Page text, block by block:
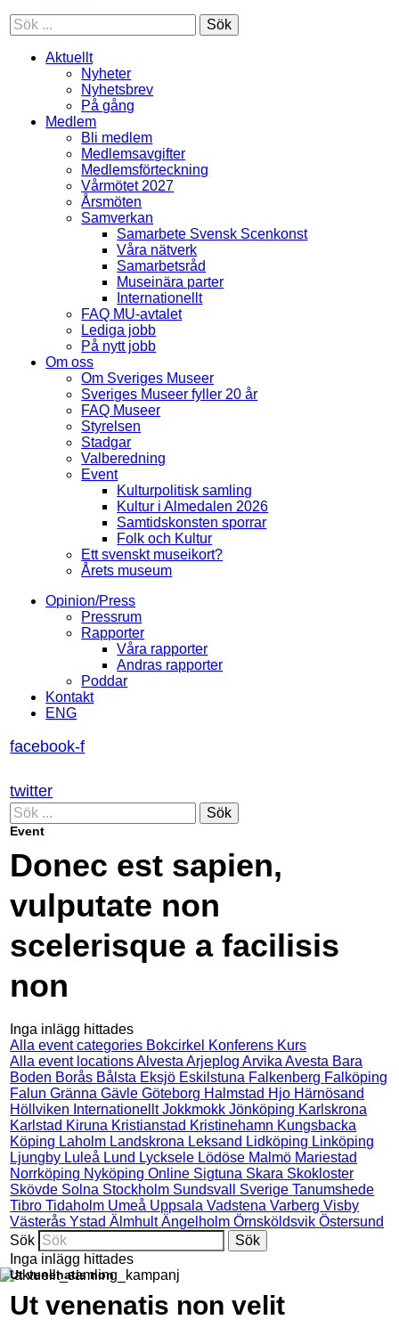
Sök
Aktuellt
Nyheter
Nyhetsbrev
På gång
Medlem
Bli medlem
Medlemsavgifter
Medlemsförteckning
Vårmötet 2027
Årsmöten
Samverkan
Samarbete Svensk Scenkonst
Våra nätverk
Samarbetsråd
Museinära parter
Internationellt
FAQ MU-avtalet
Lediga jobb
På nytt jobb
Om oss
Om Sveriges Museer
Sveriges Museer fyller 20 år
FAQ Museer
Styrelsen
Stadgar
Valberedning
Event
Kulturpolitisk samling
Kultur i Almedalen 2026
Samtidskonsten sporrar
Folk och Kultur
Ett svenskt museikort?
Årets museum
Opinion/Press
Pressrum
Rapporter
Våra rapporter
Andras rapporter
Poddar
Kontakt
ENG
facebook-f
twitter
Sök
Event
Donec est sapien,
vulputate non
scelerisque a facilisis
non
Inga inlägg hittades
Alla event categories Bokcirkel Konferens Kurs
Alla event locationsAlvesta Arjeplog Arvika Avesta Bara
Boden Borås Bålsta Eksjö Eskilstuna Falkenberg Falköping
Falun Gränna Gävle Göteborg Halmstad Hjo Härnösand
Höllviken Internationellt Jokkmokk Jönköping Karlskrona
Karlstad Kiruna Kristianstad Kristinehamn Kungsbacka
Köping Laholm Landskrona Leksand Lidköping Linköping
Ljungby Luleå Lund Lycksele Lödöse Malmö Mariestad
Norrköping Nyköping Online Sigtuna Skara Skokloster
Skövde Solna Stockholm Sundsvall Sverige Tanumshede
Tibro Tidaholm Umeå Uppsala Vadstena Varberg Visby
Västerås Ystad Älmhult Ängelholm Örnsköldsvik Östersund
Sök
Inga inlägg hittades
Ut venenatis non
Ut venenatis non velit